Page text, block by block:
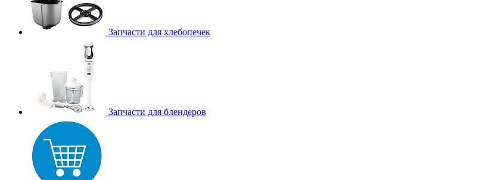
Запчасти для хлебопечек
Запчасти для блендеров